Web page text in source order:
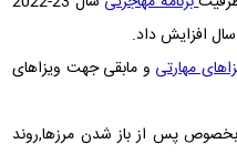
مهارتی و مابقی جهت ویزاهای
پس از باز شدن مرزها,روند